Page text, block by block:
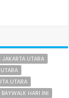
UTARA
UTARA
HARI INI